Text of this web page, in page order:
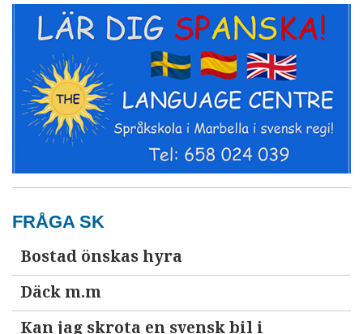
FRÅGA SK
Bostad önskas hyra
Däck m.m
Kan jag skrota en svensk bil i